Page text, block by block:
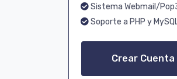
Sistema Webmail/
Soporte a PHP y
Crear Cuenta